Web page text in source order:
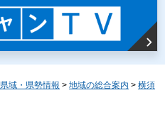
県域・県勢情報 > 地域の総合案内 > 横須